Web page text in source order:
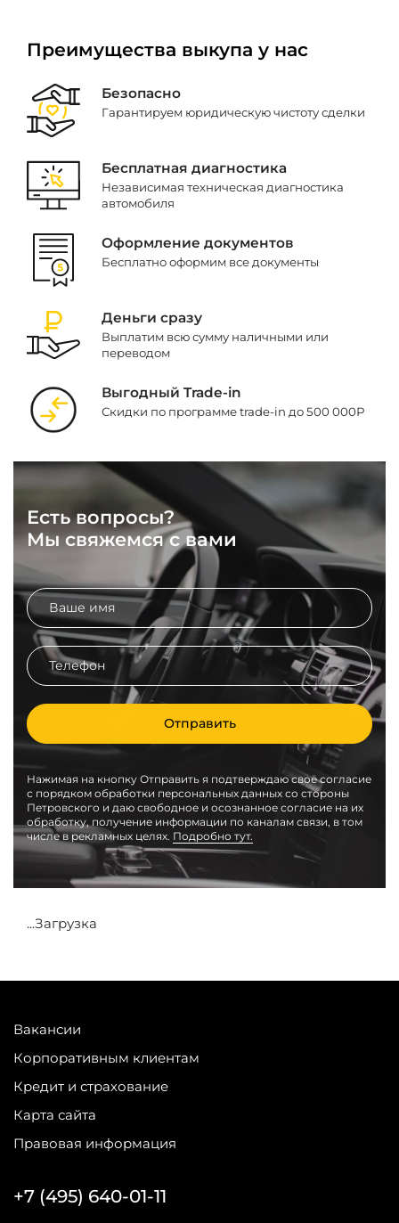
Преимущества выкупа у нас
Безопасно
Гарантируем юридическую чистоту сделки
Бесплатная диагностика
Независимая техническая диагностика
автомобиля
Оформление документов
Бесплатно оформим все документы
Деньги сразу
Выплатим всю сумму наличными или
переводом
Выгодный Trade-in
Скидки по программе trade-in до 500 000Р
Есть вопросы?
Мы свяжемся с вами
Отправить
Нажимая на кнопку Отправить я подтверждаю своё согласие
с порядком обработки персональных данных со стороны
Петровского и даю свободное и осознанное согласие на их
обработку, получение информации по каналам связи, в том
числе в рекламных целях. Подробно тут.
...Загрузка
Вакансии
Корпоративным клиентам
Кредит и страхование
Карта сайта
Правовая информация
+7 (495) 640-01-11